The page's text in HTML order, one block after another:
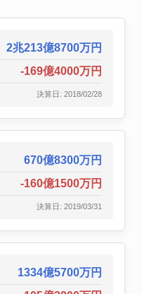
2兆213億8700万円
-169億4000万円
決算日: 2018/02/28
670億8300万円
-160億1500万円
決算日: 2019/03/31
1334億5700万円